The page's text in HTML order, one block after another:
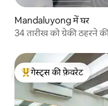
Mandaluyong में घर
34 तारीख को ग्रेकी ठहरने
गेस्ट्स का टॉप फ़ेवरेट
गेस्ट्स की फ़ेवरेट